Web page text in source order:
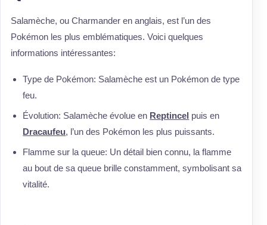
Salamèche, ou Charmander en anglais, est l’un des
Pokémon les plus emblématiques. Voici quelques
informations intéressantes:
Type de Pokémon: Salamèche est un Pokémon de type
feu.
Évolution: Salamèche évolue en Reptincel puis en
Dracaufeu, l’un des Pokémon les plus puissants.
Flamme sur la queue: Un détail bien connu, la flamme
au bout de sa queue brille constamment, symbolisant sa
vitalité.